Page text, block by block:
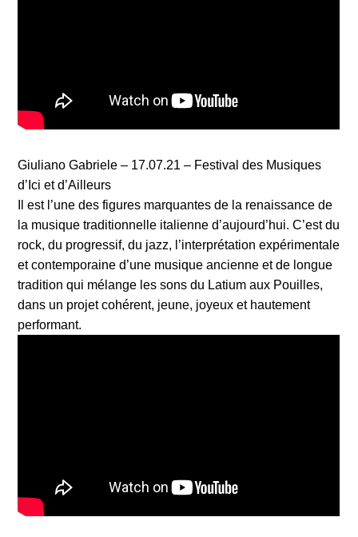
Giuliano Gabriele – 17.07.21 – Festival des Musiques
d’Ici et d’Ailleurs
Il est l’une des figures marquantes de la renaissance de
la musique traditionnelle italienne d’aujourd’hui. C’est du
rock, du progressif, du jazz, l’interprétation expérimentale
et contemporaine d’une musique ancienne et de longue
tradition qui mélange les sons du Latium aux Pouilles,
dans un projet cohérent, jeune, joyeux et hautement
performant.